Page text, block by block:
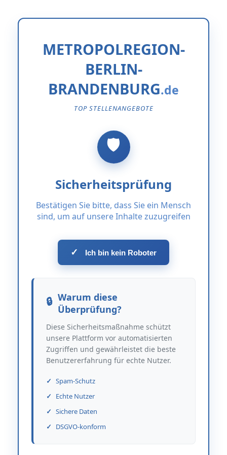
METROPOLREGION-
BERLIN-
BRANDENBURG
TOP STELLENANGEBOTE
Sicherheitsprüfung
Bestätigen Sie bitte, dass Sie ein Mensch
sind, um auf unsere Inhalte zuzugreifen
✓ Ich bin kein Roboter
Warum diese
Überprüfung?
Diese Sicherheitsmaßnahme schützt
unsere Plattform vor automatisierten
Zugriffen und gewährleistet die beste
Benutzererfahrung für echte Nutzer.
Spam-Schutz
Echte Nutzer
Sichere Daten
DSGVO-konform